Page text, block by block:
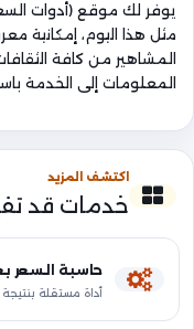
يوفر لك موقع (أدوات
مثل هذا اليوم، إمكانية
المشاهير من كافة
المعلومات إلى الخدمة
اكتشف المزيد
خدمات قد
حاسبة السعر
أداة مستقلة